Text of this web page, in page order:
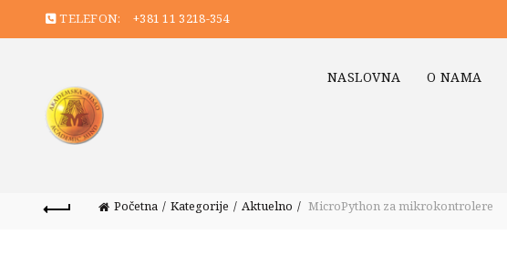
TELEFON: +381 11 3218-354
NASLOVNA O NAMA
Početna Kategorije Aktuelno MicroPython za mikrokontrolere